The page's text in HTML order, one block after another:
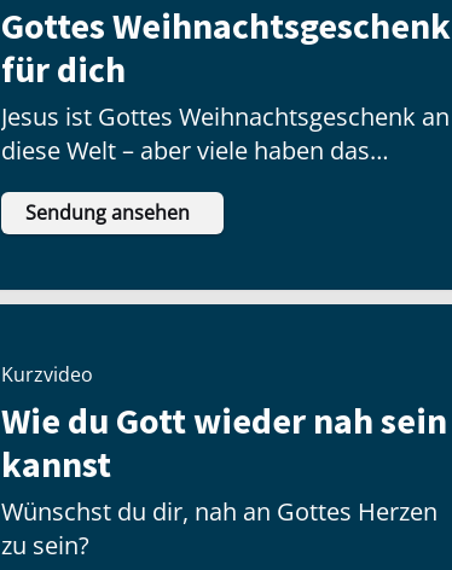
Gottes Weihnachtsgeschenk
für dich
Jesus ist Gottes Weihnachtsgeschenk an
diese Welt – aber viele haben das
Geschenk noch nicht ausgepackt!
Sendung ansehen
Kurzvideo
Wie du Gott wieder nah sein
kannst
Wünschst du dir, nah an Gottes Herzen
zu sein?